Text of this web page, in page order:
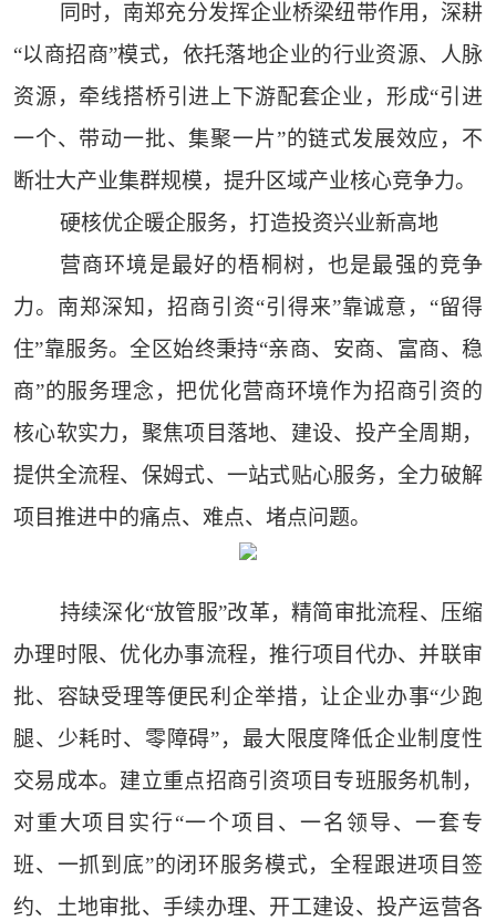
同时，南郑充分发挥企业桥梁纽带作用，深耕
“以商招商”模式，依托落地企业的行业资源、人脉
资源，牵线搭桥引进上下游配套企业，形成“引进
一个、带动一批、集聚一片”的链式发展效应，不
断壮大产业集群规模，提升区域产业核心竞争力。
硬核优企暖企服务，打造投资兴业新高地
营商环境是最好的梧桐树，也是最强的竞争
力。南郑深知，招商引资“引得来”靠诚意，“留得
住”靠服务。全区始终秉持“亲商、安商、富商、稳
商”的服务理念，把优化营商环境作为招商引资的
核心软实力，聚焦项目落地、建设、投产全周期，
提供全流程、保姆式、一站式贴心服务，全力破解
项目推进中的痛点、难点、堵点问题。
持续深化“放管服”改革，精简审批流程、压缩
办理时限、优化办事流程，推行项目代办、并联审
批、容缺受理等便民利企举措，让企业办事“少跑
腿、少耗时、零障碍”，最大限度降低企业制度性
交易成本。建立重点招商引资项目专班服务机制，
对重大项目实行“一个项目、一名领导、一套专
班、一抓到底”的闭环服务模式，全程跟进项目签
约、土地审批、手续办理、开工建设、投产运营各